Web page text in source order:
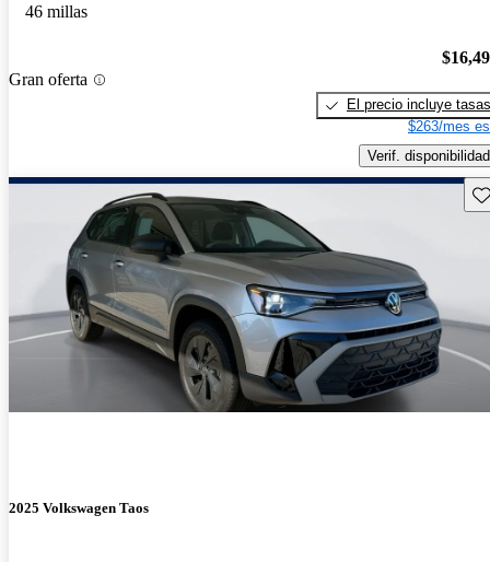
46 millas
Gran oferta
El precio incluye tasas
$263/mes
Verif. disponibilidad
2025 Volkswagen Taos